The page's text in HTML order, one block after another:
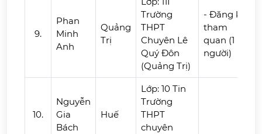
9.
Phan
Minh
Anh
Quảng
Trị
Trường
THPT
Chuyên Lê
Quý Đôn
(Quảng Trị)
- Đăng ký
tham
quan (1
người)
10.
Nguyễn
Gia
Bách
Huế
Lớp: 10 Tin
Trường
THPT
chuyên